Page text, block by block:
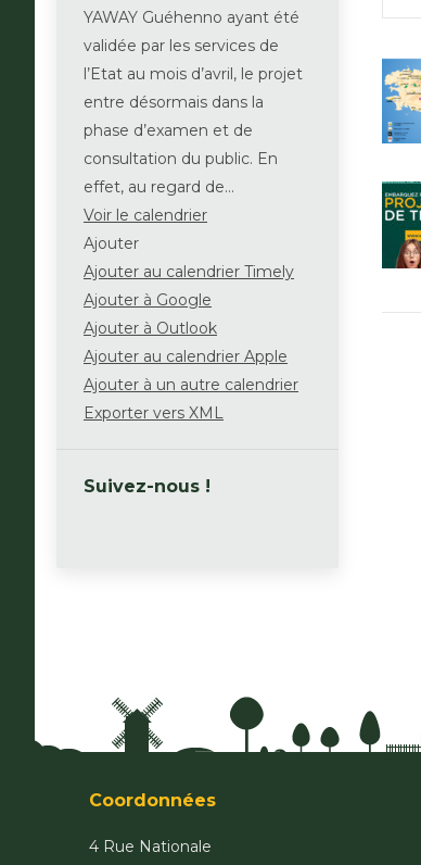
YAWAY Guéhenno ayant été
validée par les services de
l’Etat au mois d’avril, le projet
entre désormais dans la
phase d’examen et de
consultation du public. En
effet, au regard de…
Voir le calendrier
Ajouter
Ajouter au calendrier Timely
Ajouter à Google
Ajouter à Outlook
Ajouter au calendrier Apple
Ajouter à un autre calendrier
Exporter vers XML
Suivez-nous !
Coordonnées
4 Rue Nationale